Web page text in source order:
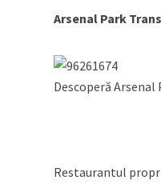
Arsenal Park
Descoperă
Restaurantul